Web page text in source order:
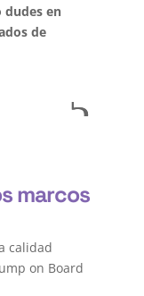
dudes en
de
marcos
calidad
on Board